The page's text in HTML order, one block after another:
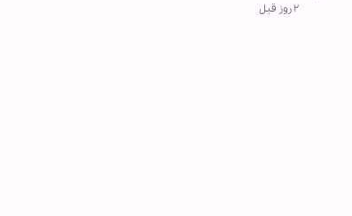
۲ روز قبل